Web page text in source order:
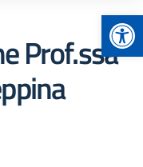
Prof.ssa